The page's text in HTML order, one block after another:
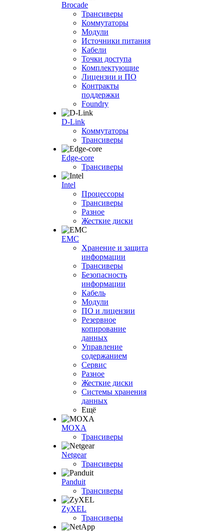
Brocade
Трансиверы
Коммутаторы
Модули
Источники питания
Кабели
Точки доступа
Комплектующие
Лицензии и ПО
Контракты
поддержки
Foundry
D-Link
Коммутаторы
Трансиверы
Edge-core
Трансиверы
Intel
Процессоры
Трансиверы
Разное
Жесткие диски
EMC
Хранение и защита
информации
Трансиверы
Безопасность
информации
Кабель
Модули
ПО и лицензии
Резервное
копирование
данных
Управление
содержанием
Сервис
Разное
Жесткие диски
Системы хранения
данных
Ещё
MOXA
Трансиверы
Netgear
Трансиверы
Panduit
Трансиверы
ZyXEL
Трансиверы